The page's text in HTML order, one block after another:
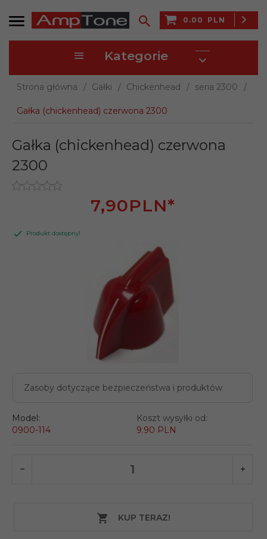
0.00 PLN
Kategorie
Strona główna Gałki Chickenhead seria 2300
Gałka (chickenhead) czerwona 2300
Zasoby dotyczące bezpieczeństwa i produktów
Gałka (chickenhead) czerwona
2300
7,90PLN*
Produkt dostępny!
Model:
0900-114
Koszt wysyłki od:
9.90 PLN
KUP TERAZ!